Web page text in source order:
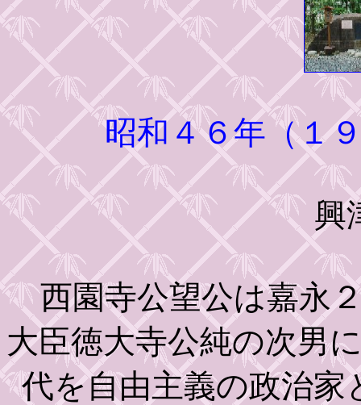
昭和４６年（１
興
西園寺公望公は嘉永２
大臣徳大寺公純の次男
代を自由主義の政治家